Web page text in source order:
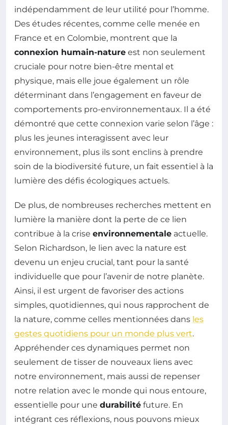
indépendamment de leur utilité pour l’homme.
Des études récentes, comme celle menée en
France et en Colombie, montrent que la
connexion humain-nature est non seulement
cruciale pour notre bien-être mental et
physique, mais elle joue également un rôle
déterminant dans l’engagement en faveur de
comportements pro-environnementaux. Il a été
démontré que cette connexion varie selon l’âge :
plus les jeunes interagissent avec leur
environnement, plus ils sont enclins à prendre
soin de la biodiversité future, un fait essentiel à la
lumière des défis écologiques actuels.
De plus, de nombreuses recherches mettent en
lumière la manière dont la perte de ce lien
contribue à la crise environnementale actuelle.
Selon Richardson, le lien avec la nature est
devenu un enjeu crucial, tant pour la santé
individuelle que pour l’avenir de notre planète.
Ainsi, il est urgent de favoriser des actions
simples, quotidiennes, qui nous rapprochent de
la nature, comme celles mentionnées dans les
gestes quotidiens pour un monde plus vert.
Appréhender ces dynamiques permet non
seulement de tisser de nouveaux liens avec
notre environnement, mais aussi de repenser
notre relation avec le monde qui nous entoure,
essentielle pour une durabilité future. En
intégrant ces réflexions, nous pouvons mieux